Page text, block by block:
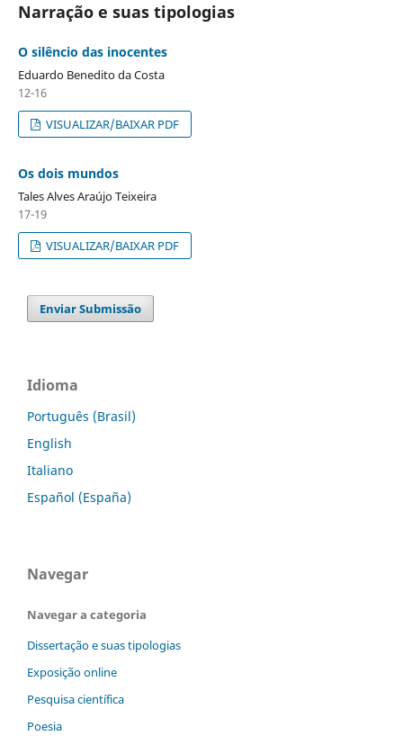
Narração e suas tipologias
O silêncio das inocentes
Eduardo Benedito da Costa
12-16
VISUALIZAR/BAIXAR PDF
Os dois mundos
Tales Alves Araújo Teixeira
17-19
VISUALIZAR/BAIXAR PDF
Enviar Submissão
Idioma
Português (Brasil)
English
Italiano
Español (España)
Navegar
Navegar a categoria
Dissertação e suas tipologias
Exposição online
Pesquisa científica
Poesia